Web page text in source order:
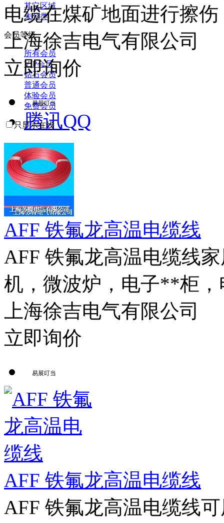
其它区域
未分类
会员等级
所有会员
VIP会员
钻石会员
普通会员
体验会员
免费会员
只显示在线
电缆在煤矿地面进行擦
上海徐吉电气有限公司
立即询价
易展叮当
腾讯QQ
AFF 铁氟龙高温电缆线
AFF 铁氟龙高温电缆线
机，微波炉，电子**柜，
上海徐吉电气有限公司
立即询价
易展叮当
AFF 铁氟龙高温电缆线
AFF 铁氟龙高温电缆线